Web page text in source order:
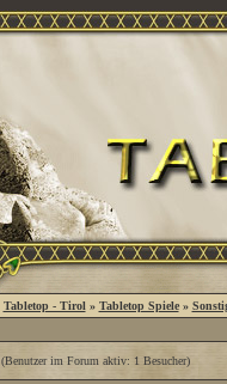
Tabletop - Tirol » Tabletop Spiele»
(Benutzer im Forum aktiv: 1 Besucher)